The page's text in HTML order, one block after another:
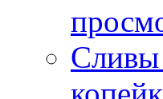
Сливы